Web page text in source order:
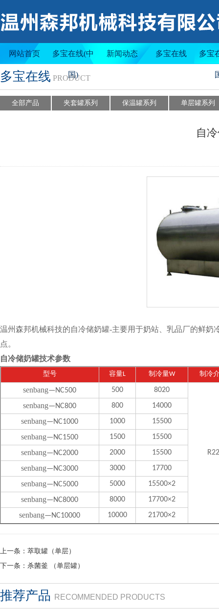
网站首页 多宝在线(中
国)
新闻动态 多宝在线 多宝
夹套罐系列 保温罐系列
多宝在线 PRODUCT
全部产品 夹套罐系列 保温罐系列 单层罐系列
自
温州森邦机械科技的自冷储奶罐-主要用于奶站、乳品厂的鲜奶
点。
自冷储奶罐技术参数
型号 容量L 制冷量W 制冷
senbang—NC500 500 8020
R22
senbang—NC800 800 14000
senbang—NC1000 1000 15500
senbang—NC1500 1500 15500
senbang—NC2000 2000 15500
senbang—NC3000 3000 17700
senbang—NC5000 5000 15500×2
senbang—NC8000 8000 17700×2
senbang—NC10000 10000 21700×2
上一条： 萃取罐（单层）
下一条： 杀菌釜 （单层罐）
推荐产品 RECOMMENDED PRODUCTS